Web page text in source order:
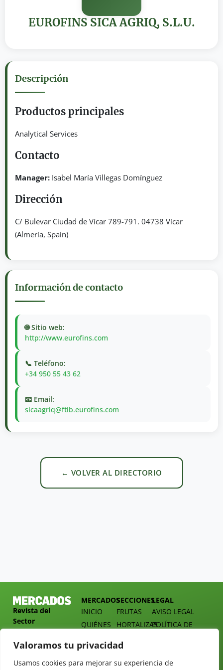
Valoramos tu privacidad
Usamos cookies para mejorar su experiencia de
EUROFINS SICA AGRIQ, S.L.U.
Descripción
Productos principales
Analytical Services
Contacto
Manager: Isabel María Villegas Domínguez
Dirección
C/ Bulevar Ciudad de Vícar 789-791. 04738 Vícar
(Almería, Spain)
Información de contacto
🌐 Sitio web:
http://www.eurofins.com
📞 Teléfono:
+34 950 55 43 62
📧 Email:
sicaagriq@ftib.eurofins.com
← VOLVER AL DIRECTORIO
Revista del
Sector
Hortofrutícola
Presidente
MERCADOS
INICIO
QUIÉNES
DOSSIER
TARIFAS
SECCIONES
FRUTAS
HORTALIZAS
MERCADOS
ALIMENTACIÓN
LEGAL
AVISO LEGAL
POLÍTICA DE